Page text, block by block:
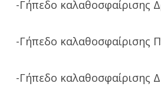
-Γήπεδο καλαθοσφαίρισης
-Γήπεδο καλαθοσφαίρισης
-Γήπεδο καλαθοσφαίρισης